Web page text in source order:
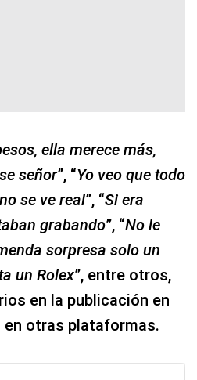
ella merece más,
señor”, “Yo veo que todo
se ve real”, “Si era
grabando”, “No le
sorpresa solo un
un Rolex”, entre otros,
en la publicación en
otras plataformas.